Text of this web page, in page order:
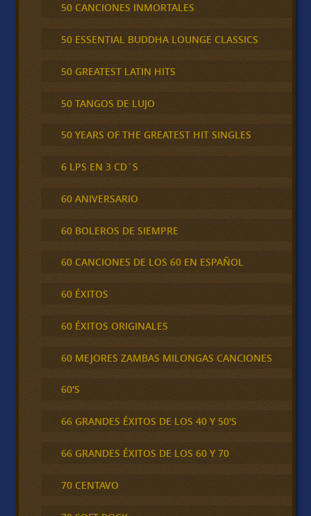
50 CANCIONES INMORTALES
50 ESSENTIAL BUDDHA LOUNGE CLASSICS
50 GREATEST LATIN HITS
50 TANGOS DE LUJO
50 YEARS OF THE GREATEST HIT SINGLES
6 LPS EN 3 CD´S
60 ANIVERSARIO
60 BOLEROS DE SIEMPRE
60 CANCIONES DE LOS 60 EN ESPAÑOL
60 ÉXITOS
60 ÉXITOS ORIGINALES
60 MEJORES ZAMBAS MILONGAS CANCIONES
60'S
66 GRANDES ÉXITOS DE LOS 40 Y 50'S
66 GRANDES ÉXITOS DE LOS 60 Y 70
70 CENTAVO